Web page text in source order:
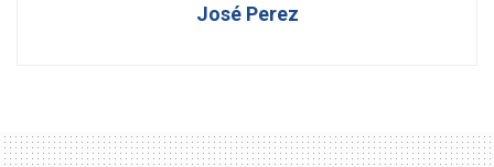
José Perez